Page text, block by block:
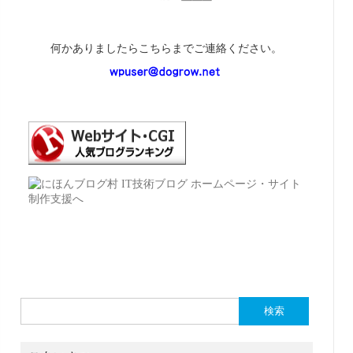
何かありましたらこちらまでご連絡ください。
索: